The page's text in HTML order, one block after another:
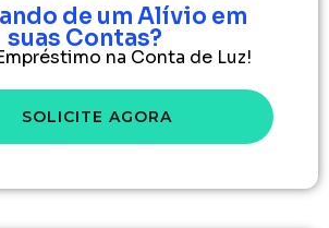
de um Alívio em
suas Contas?
na Conta de Luz!
SOLICITE AGORA